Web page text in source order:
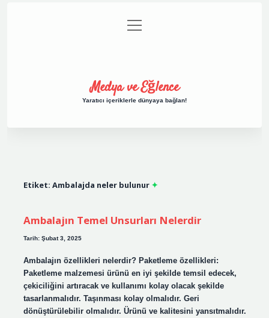
Gizlilik Politikası
menüyü
aç
Medya ve Eğlence
Yaratıcı içeriklerle dünyaya bağlan!
Etiket: Ambalajda neler bulunur
Ambalajın Temel Unsurları Nelerdir
Tarih: Şubat 3, 2025
Ambalajın özellikleri nelerdir? Paketleme özellikleri:
Paketleme malzemesi ürünü en iyi şekilde temsil edecek,
çekiciliğini artıracak ve kullanımı kolay olacak şekilde
tasarlanmalıdır. Taşınması kolay olmalıdır. Geri
dönüştürülebilir olmalıdır. Ürünü ve kalitesini yansıtmalıdır.